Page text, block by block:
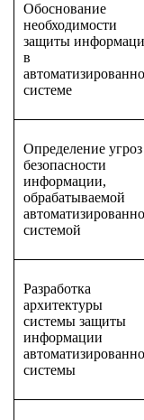
Обоснование
необходимости
защиты
в
системе
Определение угроз
безопасности
информации,
обрабатываемой
системой
Разработка
архитектуры
системы защиты
информации
системы